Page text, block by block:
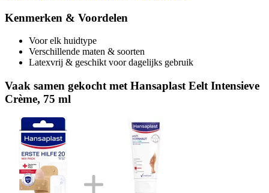
Kenmerken & Voordelen
Voor elk huidtype
Verschillende maten & soorten
Latexvrij & geschikt voor dagelijks gebruik
Vaak samen gekocht met Hansaplast Eelt Intensieve
Crème, 75 ml